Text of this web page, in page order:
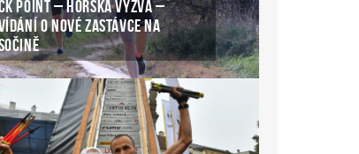
POINT – HORSKÁ VÝZVA –
O NOVÉ ZASTÁVCE NA